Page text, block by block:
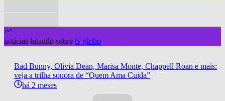
notícias hitando sobre tv globo
Bad Bunny, Olivia Dean, Marisa Monte, Chappell Roan e mais:
veja a trilha sonora de “Quem Ama Cuida”
há 2 meses